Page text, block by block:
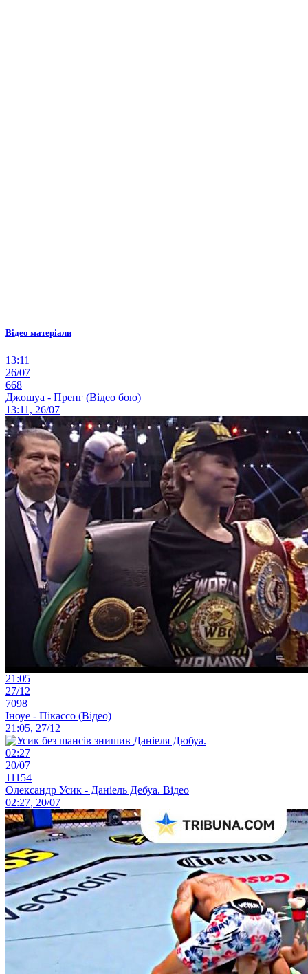
Відео матеріали
13:11
26/07
668
Джошуа - Пренг (Відео бою)
13:11, 26/07
21:05
27/12
7098
Іноуе - Пікассо (Відео)
21:05, 27/12
02:27
20/07
11154
Олександр Усик - Даніель Дебуа. Відео
02:27, 20/07